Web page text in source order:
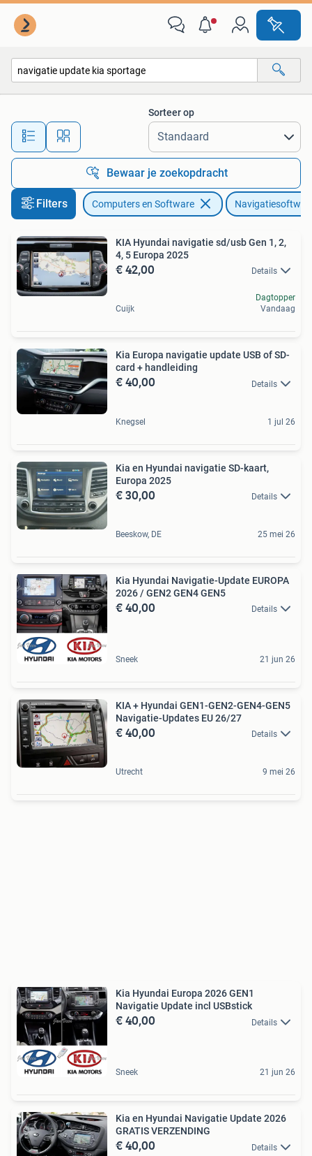
Alle afstanden…
Sorteer op
Bewaar je zoekopdracht
Filters Computers en Software
KIA Hyundai navigatie sd/usb Gen 1, 2,
4, 5 Europa 2025
€ 42,00 Details
Cuijk
Dagtopper
Vandaag
Kia Europa navigatie update USB of SD-
card + handleiding
€ 40,00 Details
Knegsel 1 jul 26
Kia en Hyundai navigatie SD-kaart,
Europa 2025
€ 30,00 Details
Beeskow, DE 25 mei 26
Kia Hyundai Navigatie-Update EUROPA
2026 / GEN2 GEN4 GEN5
€ 40,00 Details
Sneek 21 jun 26
KIA + Hyundai GEN1-GEN2-GEN4-GEN5
Navigatie-Updates EU 26/27
€ 40,00 Details
Utrecht 9 mei 26
Kia Hyundai Europa 2026 GEN1
Navigatie Update incl USBstick
€ 40,00 Details
Sneek 21 jun 26
Kia en Hyundai Navigatie Update 2026
GRATIS VERZENDING
€ 40,00 Details